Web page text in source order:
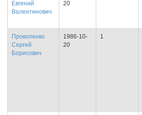
Евгений
Валентинович
20
Прокопенко
Сергей
Борисович
1986-10-
20
1